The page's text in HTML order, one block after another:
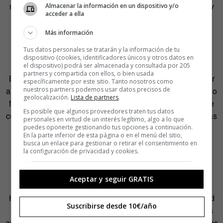
máximo para transponer la directiva era en abril de 2016 y
cuando llegó la fecha dijeron: “no, es que estamos en
funciones”. Sí, pero has tenido dos años para hacerlo. Y
La consecuencia más clara de ese retraso, explica Eva
Belmonte, es que ahora mismo un ciudadano puede exigir
ante los tribunales que se cumpla la directiva, pero como no
forma parte del ordenamiento jurídico español, nadie sabe
cuál es el criterio de aplicación. «Unas administraciones las
aplican por partes, otras no y, mientras tanto, se está
perdiendo un tiempo precioso en el que podríamos tener
información muy relevante y normas más abiertas».
Hasta que esa nueva regulación entre en vigor, la realidad
actual de la contratación de obra pública, según los datos
Almacenar la información en un dispositivo y/o
acceder a ella
Más información
Tus datos personales se tratarán y la información de tu
dispositivo (cookies, identificadores únicos y otros datos en
el dispositivo) podrá ser almacenada y consultada por 205
partners y compartida con ellos, o bien usada
específicamente por este sitio. Tanto nosotros como
nuestros partners podemos usar datos precisos de
geolocalización. Lista de partners.
Es posible que algunos proveedores traten tus datos
personales en virtud de un interés legítimo, algo a lo que
puedes oponerte gestionando tus opciones a continuación.
En la parte inferior de esta página o en el menú del sitio,
busca un enlace para gestionar o retirar el consentimiento en
la configuración de privacidad y cookies.
Aceptar y seguir GRATIS
Suscribirse desde 10€/año